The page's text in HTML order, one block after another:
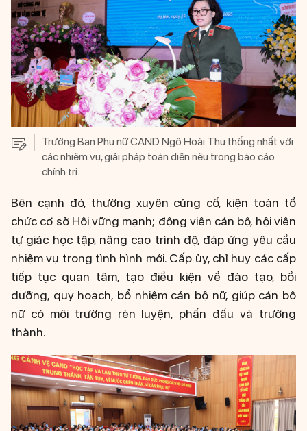
Trưởng Ban Phụ nữ CAND Ngô Hoài Thu thống nhất với
các nhiệm vụ, giải pháp toàn diện nêu trong báo cáo
chính trị.
Bên cạnh đó, thường xuyên củng cố, kiện toàn tổ
chức cơ sở Hội vững mạnh; động viên cán bộ, hội viên
tự giác học tập, nâng cao trình độ, đáp ứng yêu cầu
nhiệm vụ trong tình hình mới. Cấp ủy, chỉ huy các cấp
tiếp tục quan tâm, tạo điều kiện về đào tạo, bồi
dưỡng, quy hoạch, bổ nhiệm cán bộ nữ, giúp cán bộ
nữ có môi trường rèn luyện, phấn đấu và trưởng
thành.